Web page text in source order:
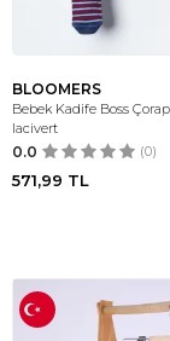
BLOOMERS
Bebek Kadife Boss
lacivert
0.0 (0)
571,99 TL